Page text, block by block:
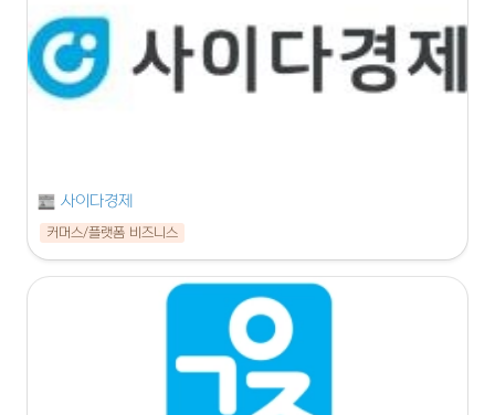
사이다경제
커머스/플랫폼 비즈니스